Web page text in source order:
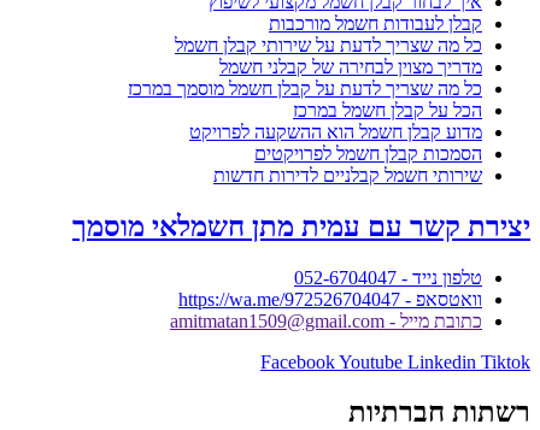
קבלן לעבודות חשמל מורכבות
כל מה שצריך לדעת על שירותי קבלן חשמל
מדריך מצוין לבחירה של קבלני חשמל
כל מה שצריך לדעת על קבלן חשמל מוסמך במרכז
הכל על קבלן חשמל במרכז
מדוע קבלן חשמל הוא ההשקעה לפרויקט
הסמכות קבלן חשמל לפרויקטים
שירותי חשמל קבלניים לדירות חדשות
יצירת קשר עם עמית מתן חשמלאי מוסמך
טלפון נייד - 052-6704047
וואטסאפ - https://wa.me/972526704047
כתובת מייל - amitmatan1509@gmail.com
FacebookYoutube Linkedin Tiktok
רשתות חברתיות